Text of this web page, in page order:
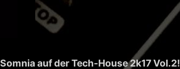
Somnia auf der Tech-House 2k17 Vol.2!